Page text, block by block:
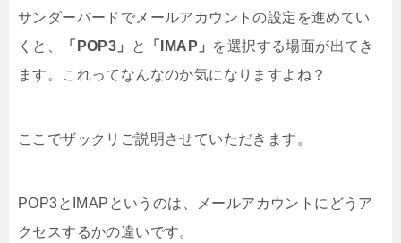
サンダーバードでメールアカウントの設定を進めてい
くと、
「POP3」 と 「IMAP」 を選択する場面が出てき
ます。これってなんなのか気になりますよね？
ここでザックリご説明させていただきます。
POP3とIMAPというのは、メールアカウントにどうア
クセスするかの違いです。